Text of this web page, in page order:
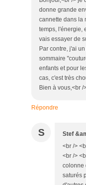
donne grande
cannette dans la
temps, l'énergie,
vais essayer de
Par contre, j'ai
sommaire
enfants et pour
cas, c'est très
Bien à vous,<br
Répondre
S Stef
<br />
<br />
colonne
saturés